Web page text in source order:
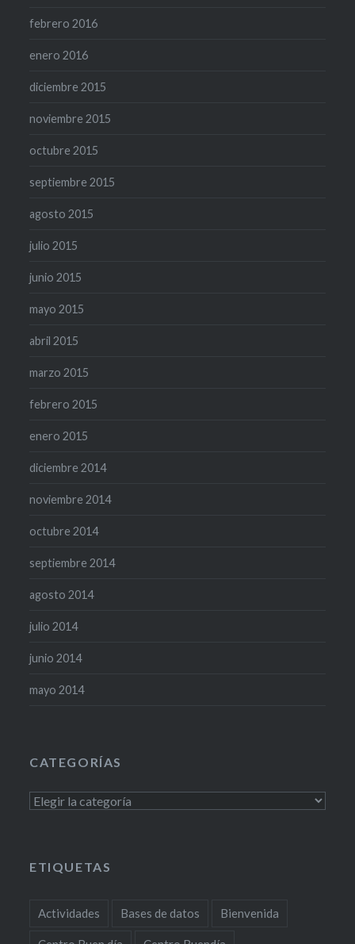
febrero 2016
enero 2016
diciembre 2015
noviembre 2015
octubre 2015
septiembre 2015
agosto 2015
julio 2015
junio 2015
mayo 2015
abril 2015
marzo 2015
febrero 2015
enero 2015
diciembre 2014
noviembre 2014
octubre 2014
septiembre 2014
agosto 2014
julio 2014
junio 2014
mayo 2014
CATEGORÍAS
Categorías
ETIQUETAS
Actividades Bases de datos Bienvenida